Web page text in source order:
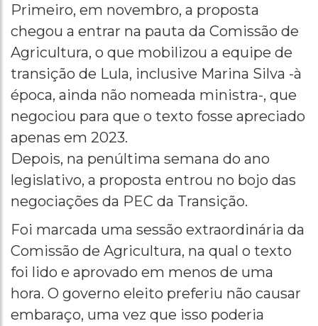
Primeiro, em novembro, a proposta
chegou a entrar na pauta da Comissão de
Agricultura, o que mobilizou a equipe de
transição de Lula, inclusive Marina Silva -à
época, ainda não nomeada ministra-, que
negociou para que o texto fosse apreciado
apenas em 2023.
Depois, na penúltima semana do ano
legislativo, a proposta entrou no bojo das
negociações da PEC da Transição.
Foi marcada uma sessão extraordinária da
Comissão de Agricultura, na qual o texto
foi lido e aprovado em menos de uma
hora. O governo eleito preferiu não causar
embaraço, uma vez que isso poderia